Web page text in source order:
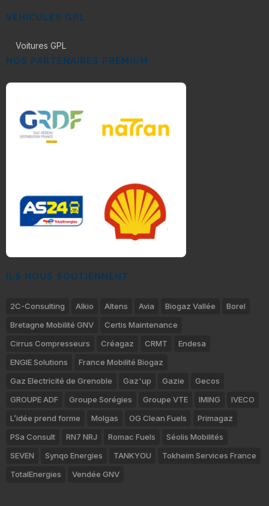
VÉHICULES GPL
Voitures GPL
NOS PARTENAIRES PREMIUM
ILS NOUS SOUTIENNENT
2C-Consulting Alkio Altens Avia Biogaz Vallée
Borel
Bretagne Mobilité GNV
Certis Maintenance
Cirrus Compresseurs
Créagaz CRMT
Endesa
ENGIE Solutions
France Mobilité Biogaz
Gaz Electricité de Grenoble
Gaz'up Gazie
Gecos
GROUPE ADF
Groupe Sorégies Groupe VTE IMING
IVECO
L’idée prend forme
Molgas OG Clean Fuels
Primagaz
PSa Consult
RN7 NRJ Romac Fuels
Séolis Mobilités
SEVEN
Synqo Energies TANKYOU
Tokheim Services France
TotalEnergies
Vendée GNV